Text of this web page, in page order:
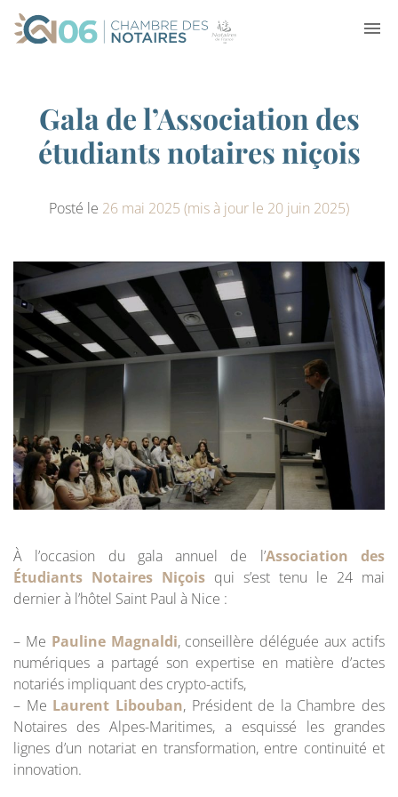
Gala de l’Association des
étudiants notaires niçois
Posté le 26 mai 2025 (mis à jour le 20 juin 2025)
À l’occasion du gala annuel de l’Association des
Étudiants Notaires Niçois qui s’est tenu le 24 mai
dernier à l’hôtel Saint Paul à Nice :
– Me Pauline Magnaldi, conseillère déléguée aux actifs
numériques a partagé son expertise en matière d’actes
notariés impliquant des crypto-actifs,
– Me Laurent Libouban, Président de la Chambre des
Notaires des Alpes-Maritimes, a esquissé les grandes
lignes d’un notariat en transformation, entre continuité et
innovation.